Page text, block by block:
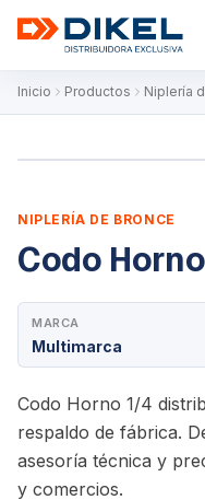
Inicio Productos Niplería
NIPLERÍA DE BRONCE
Codo
MARCA
Multimarca
Codo Horno 1/4
respaldo de fábrica.
asesoría técnica y
y comercios.